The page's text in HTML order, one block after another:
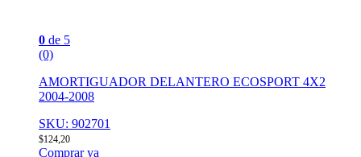
0 de 5
(0)
AMORTIGUADOR DELANTERO ECOSPORT 4X2
2004-2008
SKU: 902701
$124,20
Comprar ya